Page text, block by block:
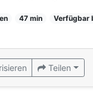
47 min Verfügbar
Teilen